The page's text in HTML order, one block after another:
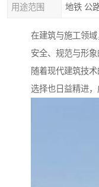
用途范围 地铁 公
在建筑与施工领
安全、规范与形象
随着现代建筑技
选择也日益精进，